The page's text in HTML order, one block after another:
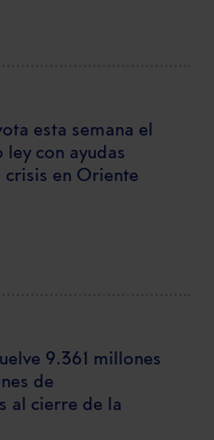
esta semana el
ley con ayudas
en Oriente
9.361 millones
de
al cierre de la